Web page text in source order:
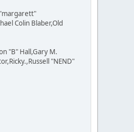
Colin Blaber,Old
"B" Hall,Gary M.
"NEND"